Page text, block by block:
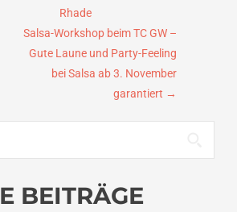
Rhade
Salsa-Workshop beim TC GW –
Gute Laune und Party-Feeling
bei Salsa ab 3. November
garantiert →
BEITRÄGE